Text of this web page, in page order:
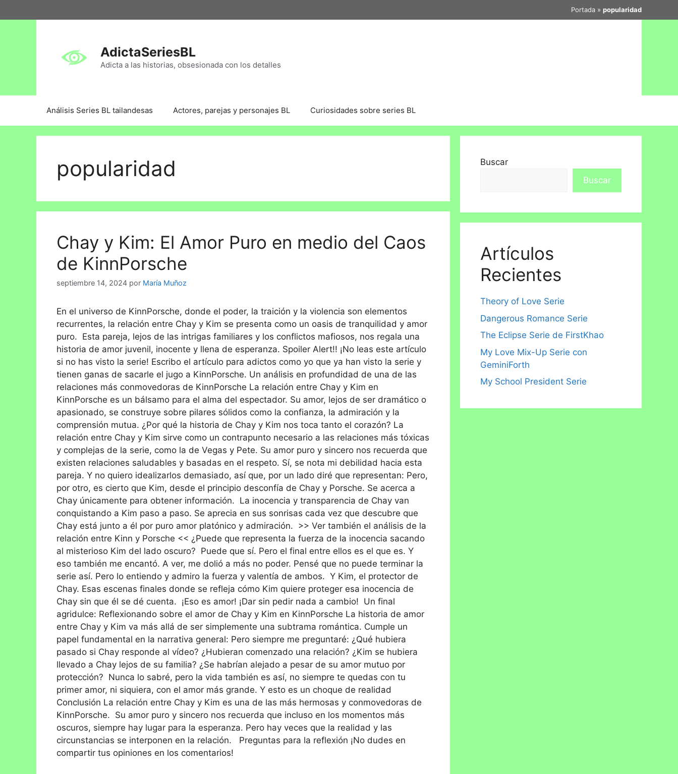
Portada » popularidad
AdictaSeriesBL
Adicta a las historias, obsesionada con los detalles
Análisis Series BL tailandesas Actores, parejas y personajes BL Curiosidades sobre series BL
popularidad
Chay y Kim: El Amor Puro en medio del Caos
de KinnPorsche
septiembre 14, 2024 por María Muñoz
En el universo de KinnPorsche, donde el poder, la traición y la violencia son elementos
recurrentes, la relación entre Chay y Kim se presenta como un oasis de tranquilidad y amor
puro. Esta pareja, lejos de las intrigas familiares y los conflictos mafiosos, nos regala una
historia de amor juvenil, inocente y llena de esperanza. Spoiler Alert!! ¡No leas este artículo
si no has visto la serie! Escribo el artículo para adictos como yo que ya han visto la serie y
tienen ganas de sacarle el jugo a KinnPorsche. Un análisis en profundidad de una de las
relaciones más conmovedoras de KinnPorsche La relación entre Chay y Kim en
KinnPorsche es un bálsamo para el alma del espectador. Su amor, lejos de ser dramático o
apasionado, se construye sobre pilares sólidos como la confianza, la admiración y la
comprensión mutua. ¿Por qué la historia de Chay y Kim nos toca tanto el corazón? La
relación entre Chay y Kim sirve como un contrapunto necesario a las relaciones más tóxicas
y complejas de la serie, como la de Vegas y Pete. Su amor puro y sincero nos recuerda que
existen relaciones saludables y basadas en el respeto. Sí, se nota mi debilidad hacia esta
pareja. Y no quiero idealizarlos demasiado, así que, por un lado diré que representan: Pero,
por otro, es cierto que Kim, desde el principio desconfía de Chay y Porsche. Se acerca a
Chay únicamente para obtener información. La inocencia y transparencia de Chay van
conquistando a Kim paso a paso. Se aprecia en sus sonrisas cada vez que descubre que
Chay está junto a él por puro amor platónico y admiración. >> Ver también el análisis de la
relación entre Kinn y Porsche << ¿Puede que representa la fuerza de la inocencia sacando
al misterioso Kim del lado oscuro? Puede que sí. Pero el final entre ellos es el que es. Y
eso también me encantó. A ver, me dolió a más no poder. Pensé que no puede terminar la
serie así. Pero lo entiendo y admiro la fuerza y valentía de ambos. Y Kim, el protector de
Chay. Esas escenas finales donde se refleja cómo Kim quiere proteger esa inocencia de
Chay sin que él se dé cuenta. ¡Eso es amor! ¡Dar sin pedir nada a cambio! Un final
agridulce: Reflexionando sobre el amor de Chay y Kim en KinnPorsche La historia de amor
entre Chay y Kim va más allá de ser simplemente una subtrama romántica. Cumple un
papel fundamental en la narrativa general: Pero siempre me preguntaré: ¿Qué hubiera
pasado si Chay responde al vídeo? ¿Hubieran comenzado una relación? ¿Kim se hubiera
llevado a Chay lejos de su familia? ¿Se habrían alejado a pesar de su amor mutuo por
protección? Nunca lo sabré, pero la vida también es así, no siempre te quedas con tu
primer amor, ni siquiera, con el amor más grande. Y esto es un choque de realidad
Conclusión La relación entre Chay y Kim es una de las más hermosas y conmovedoras de
KinnPorsche. Su amor puro y sincero nos recuerda que incluso en los momentos más
oscuros, siempre hay lugar para la esperanza. Pero hay veces que la realidad y las
circunstancias se interponen en la relación. Preguntas para la reflexión ¡No dudes en
compartir tus opiniones en los comentarios!
Buscar
Buscar
Artículos
Recientes
Theory of Love Serie
Dangerous Romance Serie
The Eclipse Serie de FirstKhao
My Love Mix-Up Serie con
GeminiForth
My School President Serie